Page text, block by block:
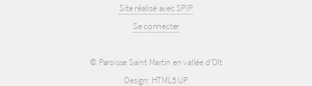
Site réalisé avec SPIP
Se connecter
© Paroisse Saint Martin en vallée d’Olt
Design: HTML5 UP